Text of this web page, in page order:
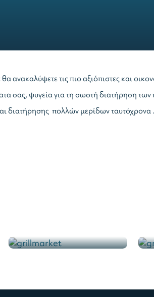
ανακαλύψετε τις πιο αξιόπιστες και
σας, ψυγεία για τη σωστή διατήρηση
διατήρησης πολλών μερίδων